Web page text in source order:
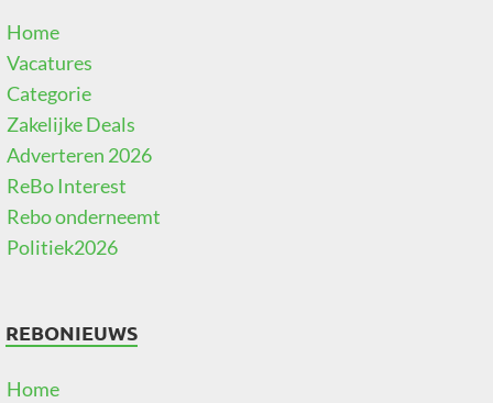
Home
Vacatures
Categorie
Zakelijke Deals
Adverteren 2026
ReBo Interest
Rebo onderneemt
Politiek2026
REBONIEUWS
Home